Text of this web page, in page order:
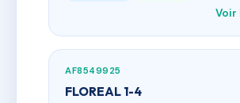
Voir
AF8549925
FLOREAL 1-4